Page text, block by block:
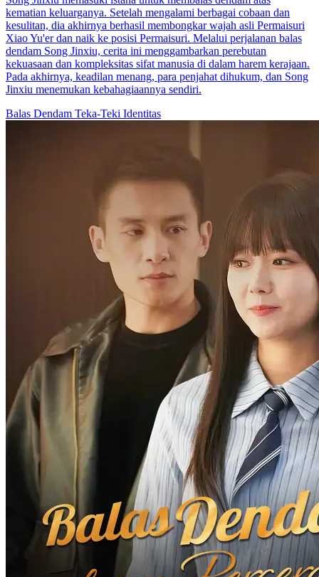
Balas Dendam yang Sempurna
Hilda akhirnya akan bertemu kembali dengan saudari kembarnya,
Hannah, yang terpisah sejak kecil. Namun sebelum itu, Hannah
nyaris tewas akibat perundungan. Demi balas dendam dan
mengungkap kebenaran, Hilda menyamar sebagai Hannah dan
memulai permainan balas dendam yang berbahaya dan
menegangkan.
Identitas Tersembunyi
Romansa Urban